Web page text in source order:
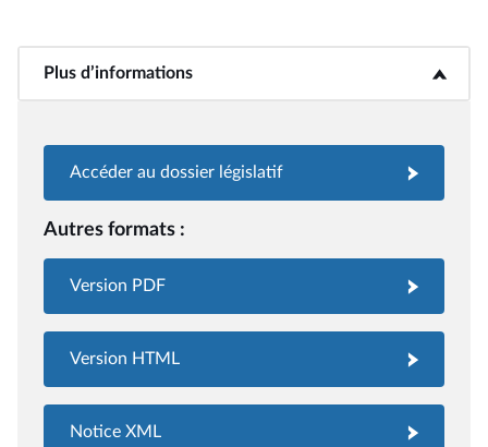
Plus d’informations<b>Plus d’informations</b>
Accéder au dossier législatif
Autres formats :
Version PDF
Version HTML
Notice XML